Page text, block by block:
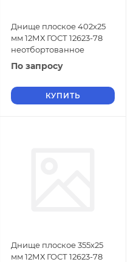
Днище плоское 402х25
мм 12МХ ГОСТ 12623-78
неотбортованное
По запросу
КУПИТЬ
Днище плоское 355х25
мм 12МХ ГОСТ 12623-78